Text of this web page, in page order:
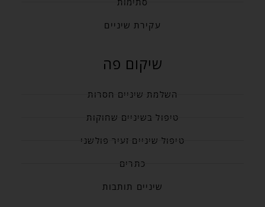
עקירת שיניים
שיקום פה
השלמת שיניים חסרות
טיפול בשיניים שחוקות
טיפול שיניים זעיר פולשני
כתרים
שיניים תותבות